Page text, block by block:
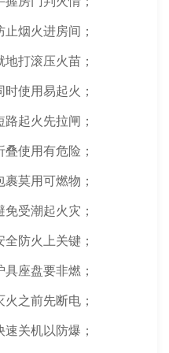
烟火进房间；
打滚压火苗；
使用易起火；
起火先拉闸；
使用有危险；
莫用可燃物；
受潮起火灾；
防火上关键；
座盘要非燃；
之前先断电；
关机以防爆；